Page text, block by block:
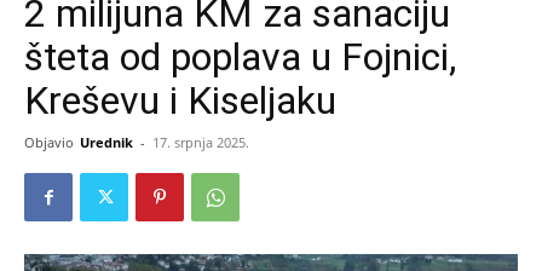
2 milijuna KM za sanaciju
šteta od poplava u Fojnici,
Kreševu i Kiseljaku
Objavio Urednik - 17. srpnja 2025.